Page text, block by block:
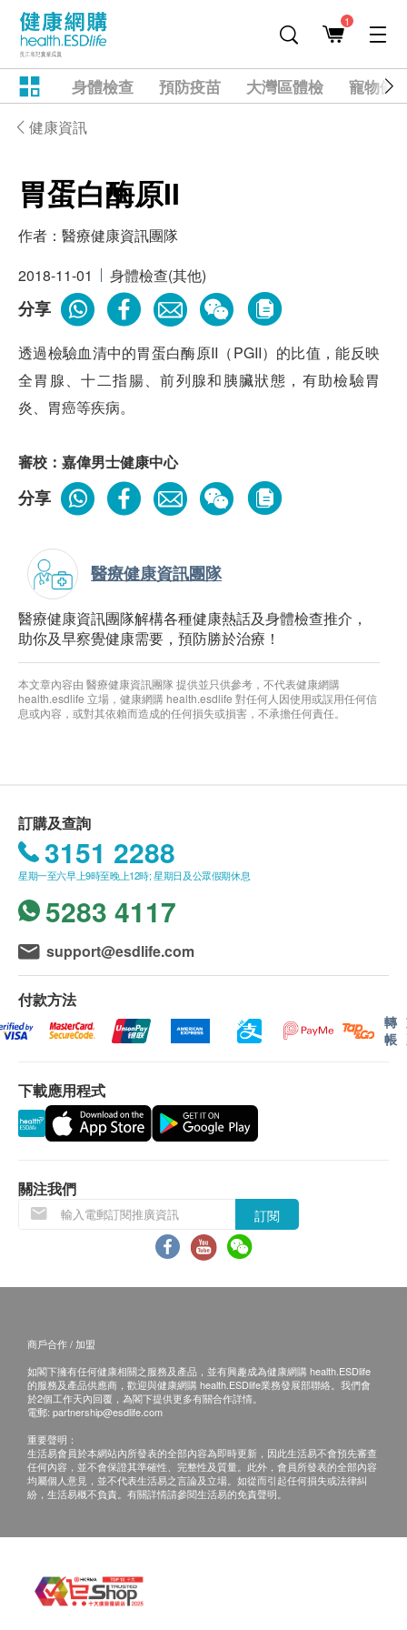
1
身體檢查 預防疫苗 大灣區體檢 寵物健
健康資訊
胃蛋白酶原II
作者： 醫療健康資訊團隊
2018-11-01
身體檢查(其他)
分享
透過檢驗血清中的胃蛋白酶原II（PGII）的比值，能反映
全胃腺、十二指腸、前列腺和胰臟狀態，有助檢驗胃
炎、胃癌等疾病。
審校：嘉偉男士健康中心
分享
醫療健康資訊團隊
醫療健康資訊團隊解構各種健康熱話及身體檢查推介，
助你及早察覺健康需要，預防勝於治療！
本文章內容由 醫療健康資訊團隊 提供並只供參考，不代表健康網購
health.esdlife 立場，健康網購 health.esdlife 對任何人因使用或誤用任何信
息或內容，或對其依賴而造成的任何損失或損害，不承擔任何責任。
訂購及查詢
3151 2288
星期一至六早上9時至晚上12時; 星期日及公眾假期休息
5283 4117
support@esdlife.com
付款方法
轉
帳
下載應用程式
關注我們
訂閱
商戶合作 / 加盟
如閣下擁有任何健康相關之服務及產品，並有興趣成為健康網購 health.ESDlife
的服務及產品供應商，歡迎與健康網購 health.ESDlife業務發展部聯絡。我們會
於2個工作天內回覆，為閣下提供更多有關合作詳情。
電郵: partnership@esdlife.com
重要聲明：
生活易會員於本網站內所發表的全部內容為即時更新，因此生活易不會預先審查
任何內容，並不會保證其準確性、完整性及質量。此外，會員所發表的全部內容
均屬個人意見，並不代表生活易之言論及立場。如從而引起任何損失或法律糾
紛，生活易概不負責。有關詳情請參閱生活易的免責聲明。